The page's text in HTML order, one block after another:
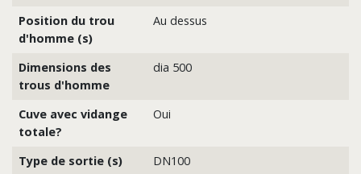
Position du trou
d'homme (s)
Au dessus
Dimensions des
trous d'homme
dia 500
Cuve avec vidange
totale?
Oui
Type de sortie (s)
DN100